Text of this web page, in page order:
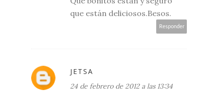
que están deliciosos.Besos.
Responder
JETSA
24 de febrero de 2012 a las 13:34